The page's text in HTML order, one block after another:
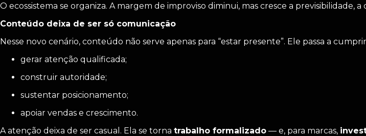
O ecossistema se organiza. A margem de improviso diminui, mas cresce a previsibilidade,
Conteúdo deixa de ser só comunicação
Nesse novo cenário, conteúdo não serve apenas para “estar presente”. Ele passa a
gerar atenção qualificada;
construir autoridade;
sustentar posicionamento;
apoiar vendas e crescimento.
A atenção deixa de ser casual. Ela se torna trabalho formalizado — e, para marcas,